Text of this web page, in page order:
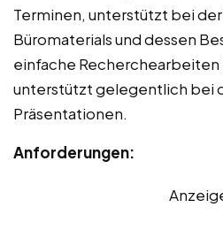
Terminen, unterstützt bei
Büromaterials und dessen
einfache
unterstützt gelegentlich bei
Präsentationen.
Anforderungen: